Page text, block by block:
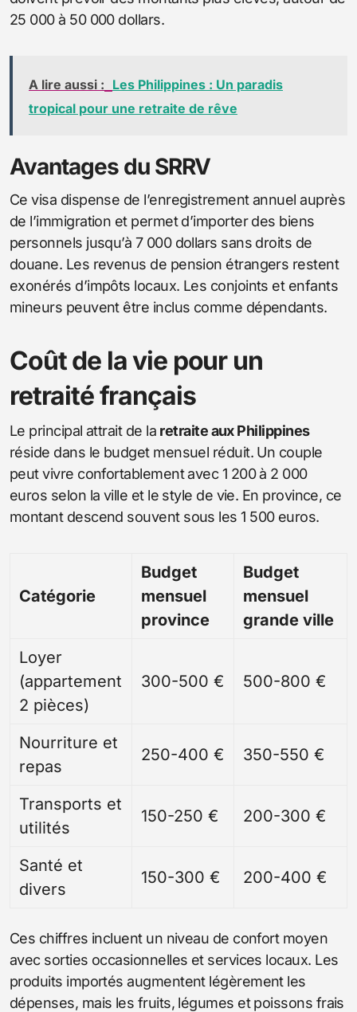
25 000 à 50 000 dollars.
A lire aussi : Les Philippines : Un paradis
tropical pour une retraite de rêve
Avantages du SRRV
Ce visa dispense de l’enregistrement annuel auprès
de l’immigration et permet d’importer des biens
personnels jusqu’à 7 000 dollars sans droits de
douane. Les revenus de pension étrangers restent
exonérés d’impôts locaux. Les conjoints et enfants
mineurs peuvent être inclus comme dépendants.
Coût de la vie pour un
retraité français
Le principal attrait de la retraite aux Philippines
réside dans le budget mensuel réduit. Un couple
peut vivre confortablement avec 1 200 à 2 000
euros selon la ville et le style de vie. En province, ce
montant descend souvent sous les 1 500 euros.
Catégorie
Budget
mensuel
province
Budget
mensuel
grande ville
Loyer
(appartement
2 pièces)
300-500 € 500-800 €
Nourriture et
repas
250-400 € 350-550 €
Transports et
utilités
150-250 € 200-300 €
Santé et
divers
150-300 € 200-400 €
Ces chiffres incluent un niveau de confort moyen
avec sorties occasionnelles et services locaux. Les
produits importés augmentent légèrement les
dépenses, mais les fruits, légumes et poissons frais